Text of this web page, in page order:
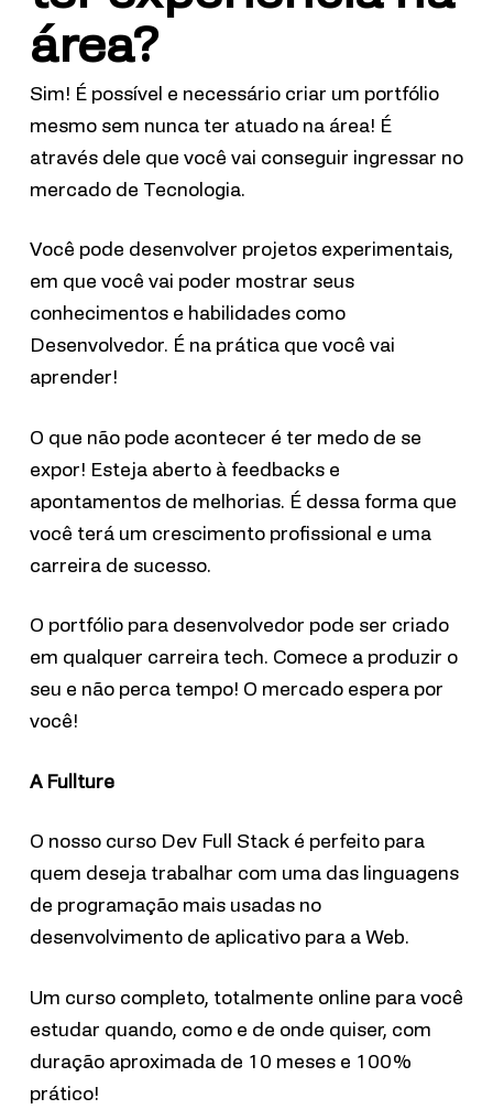
área?
Sim! É possível e necessário criar um portfólio
mesmo sem nunca ter atuado na área! É
através dele que você vai conseguir ingressar no
mercado de Tecnologia.
Você pode desenvolver projetos experimentais,
em que você vai poder mostrar seus
conhecimentos e habilidades como
Desenvolvedor. É na prática que você vai
aprender!
O que não pode acontecer é ter medo de se
expor! Esteja aberto à feedbacks e
apontamentos de melhorias. É dessa forma que
você terá um crescimento profissional e uma
carreira de sucesso.
O portfólio para desenvolvedor pode ser criado
em qualquer carreira tech. Comece a produzir o
seu e não perca tempo! O mercado espera por
você!
A Fullture
O nosso curso Dev Full Stack é perfeito para
quem deseja trabalhar com uma das linguagens
de programação mais usadas no
desenvolvimento de aplicativo para a Web.
Um curso completo, totalmente online para você
estudar quando, como e de onde quiser, com
duração aproximada de 10 meses e 100%
prático!